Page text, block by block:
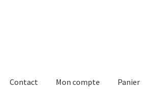
Contact Mon compte Panier